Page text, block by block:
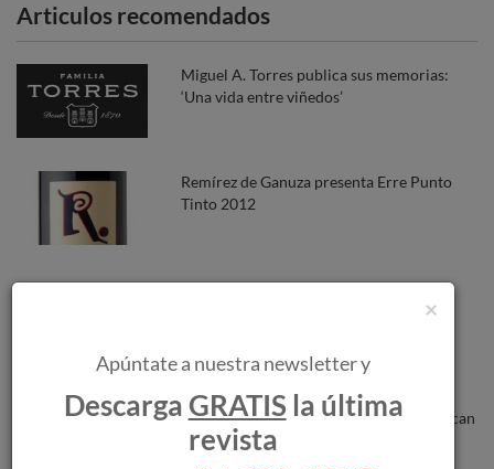
Articulos recomendados
Miguel A. Torres publica sus memorias:
‘Una vida entre viñedos’
Remírez de Ganuza presenta Erre Punto
Tinto 2012
Los vinos de Rioja 'refrescan' el verano
Los incendios forestales amenazan a las
bodegas a medida que las llamas se acercan
a Burdeos.
×
Apúntate a nuestra newsletter y
DescargaGRATIS la última
revista